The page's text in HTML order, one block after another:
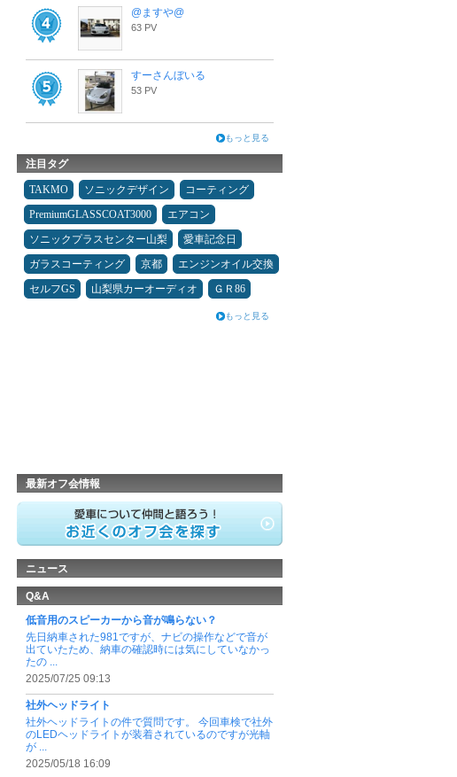
@ますや@
63 PV
すーさんぼいる
53 PV
もっと見る
注目タグ
TAKMO ソニックデザイン
コーティング
PremiumGLASSCOAT3000
エアコン
ソニックプラスセンター山梨
愛車記念日
ガラスコーティング
京都
エンジンオイル交換
セルフGS
山梨県カーオーディオ ＧＲ86
もっと見る
最新オフ会情報
ニュース
Q&A
低音用のスピーカーから音が鳴らない？
先日納車された981ですが、ナビの操作などで音が
出ていたため、納車の確認時には気にしていなかっ
たの ...
2025/07/25 09:13
社外ヘッドライト
社外ヘッドライトの件で質問です。 今回車検で社外
のLEDヘッドライトが装着されているのですが光軸
が ...
2025/05/18 16:09